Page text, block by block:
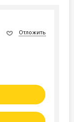
Отложить